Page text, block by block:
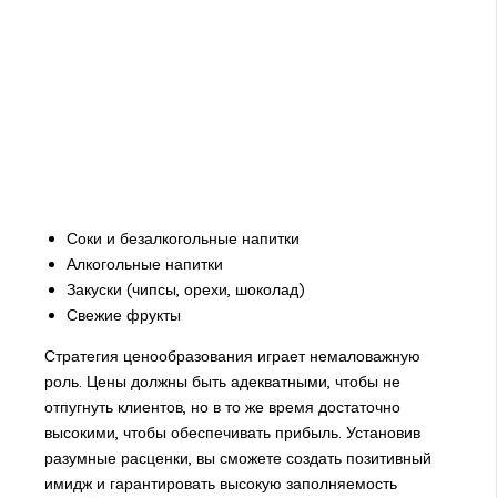
Соки и безалкогольные напитки
Алкогольные напитки
Закуски (чипсы, орехи, шоколад)
Свежие фрукты
Стратегия ценообразования играет немаловажную
роль. Цены должны быть адекватными, чтобы не
отпугнуть клиентов, но в то же время достаточно
высокими, чтобы обеспечивать прибыль. Установив
разумные расценки, вы сможете создать позитивный
имидж и гарантировать высокую заполняемость